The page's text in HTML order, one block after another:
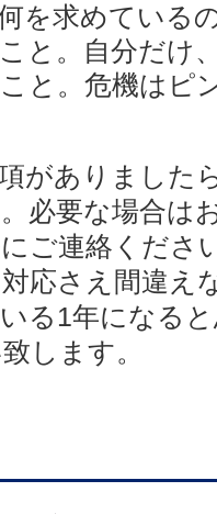
を求めている
と。自分だけ
と。危機はピ
がありました
必要な場合は
ご連絡くださ
応さえ間違え
る1年になる
します。